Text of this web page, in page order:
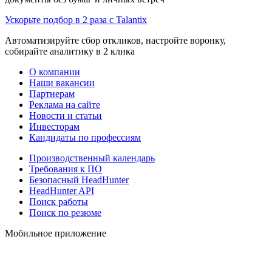
Ускорьте подбор в 2 раза с Talantix
Автоматизируйте сбор откликов, настройте воронку,
собирайте аналитику в 2 клика
О компании
Наши вакансии
Партнерам
Реклама на сайте
Новости и статьи
Инвесторам
Кандидаты по профессиям
Производственный календарь
Требования к ПО
Безопасный HeadHunter
HeadHunter API
Поиск работы
Поиск по резюме
Мобильное приложение